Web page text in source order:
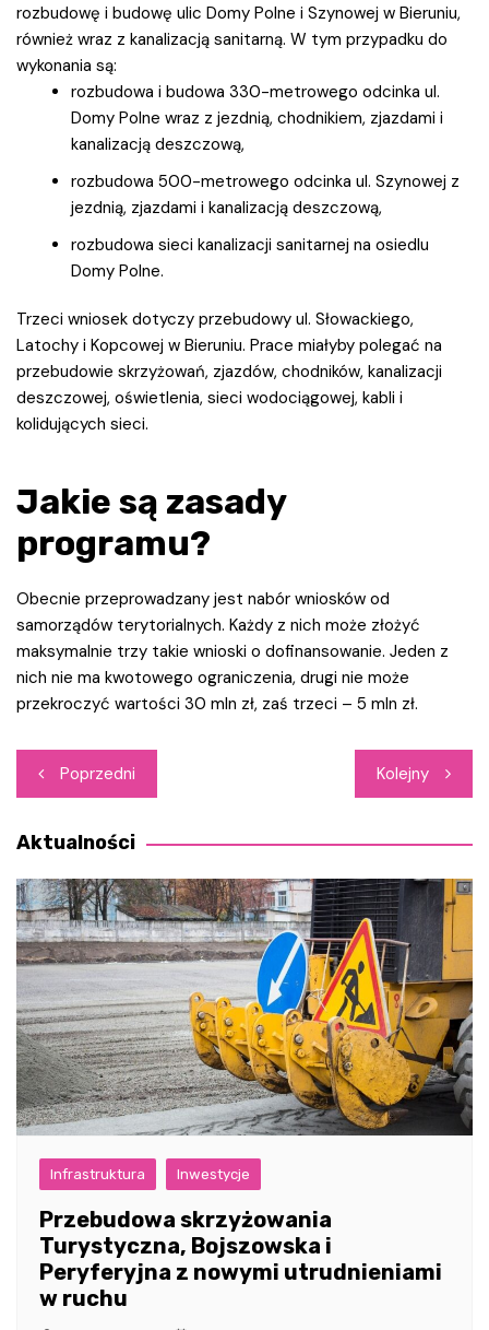
rozbudowę i budowę ulic Domy Polne i Szynowej w Bieruniu,
również wraz z kanalizacją sanitarną. W tym przypadku do
wykonania są:
rozbudowa i budowa 330-metrowego odcinka ul.
Domy Polne wraz z jezdnią, chodnikiem, zjazdami i
kanalizacją deszczową,
rozbudowa 500-metrowego odcinka ul. Szynowej z
jezdnią, zjazdami i kanalizacją deszczową,
rozbudowa sieci kanalizacji sanitarnej na osiedlu
Domy Polne.
Trzeci wniosek dotyczy przebudowy ul. Słowackiego,
Latochy i Kopcowej w Bieruniu. Prace miałyby polegać na
przebudowie skrzyżowań, zjazdów, chodników, kanalizacji
deszczowej, oświetlenia, sieci wodociągowej, kabli i
kolidujących sieci.
Jakie są zasady
programu?
Obecnie przeprowadzany jest nabór wniosków od
samorządów terytorialnych. Każdy z nich może złożyć
maksymalnie trzy takie wnioski o dofinansowanie. Jeden z
nich nie ma kwotowego ograniczenia, drugi nie może
przekroczyć wartości 30 mln zł, zaś trzeci – 5 mln zł.
Nawigacja
wpisu
Poprzedni Kolejny
Aktualności
Infrastruktura Inwestycje
Przebudowa skrzyżowania
Turystyczna, Bojszowska i
Peryferyjna z nowymi utrudnieniami
w ruchu